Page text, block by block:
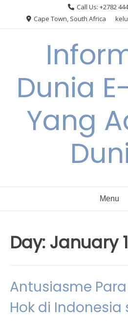
Call Us: +2782
Cape Town, South Africa
Dunia
Yang
Menu
Day: January
Antusiasme
Hok di Indonesia